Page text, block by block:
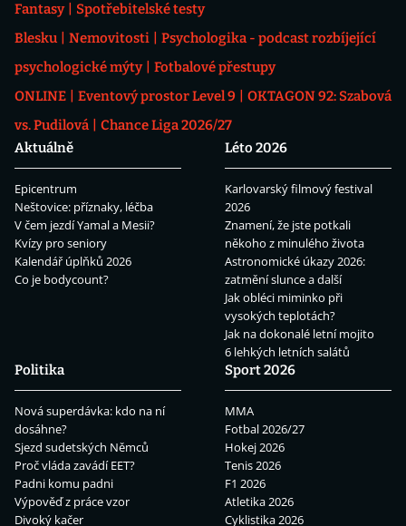
Fantasy
Spotřebitelské testy
Blesku
Nemovitosti
Psychologika - podcast rozbíjející
psychologické mýty
Fotbalové přestupy
ONLINE
Eventový prostor Level 9
OKTAGON 92: Szabová
vs. Pudilová
Chance Liga 2026/27
Aktuálně
Epicentrum
Neštovice: příznaky, léčba
V čem jezdí Yamal a Mesii?
Kvízy pro seniory
Kalendář úplňků 2026
Co je bodycount?
Léto 2026
Karlovarský filmový festival
2026
Znamení, že jste potkali
někoho z minulého života
Astronomické úkazy 2026:
zatmění slunce a další
Jak obléci miminko při
vysokých teplotách?
Jak na dokonalé letní mojito
6 lehkých letních salátů
Politika
Nová superdávka: kdo na ní
dosáhne?
Sjezd sudetských Němců
Proč vláda zavádí EET?
Padni komu padni
Výpověď z práce vzor
Divoký kačer
Sport 2026
MMA
Fotbal 2026/27
Hokej 2026
Tenis 2026
F1 2026
Atletika 2026
Cyklistika 2026